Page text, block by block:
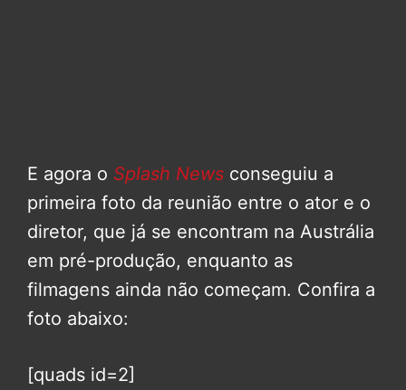
E agora o Splash News conseguiu a
primeira foto da reunião entre o ator e o
diretor, que já se encontram na Austrália
em pré-produção, enquanto as
filmagens ainda não começam. Confira a
foto abaixo:
[quads id=2]